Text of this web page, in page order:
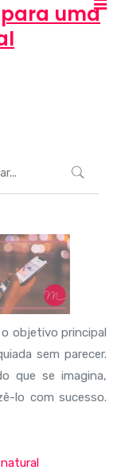
uma
objetivo principal
sem parecer.
que se imagina,
lo com sucesso.